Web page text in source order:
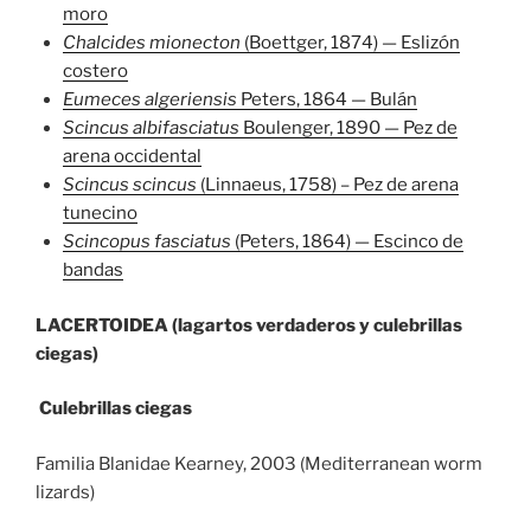
moro
Chalcides mionecton (Boettger, 1874) — Eslizón
costero
Eumeces algeriensis Peters, 1864 — Bulán
Scincus albifasciatus Boulenger, 1890 — Pez de
arena occidental
Scincus scincus (Linnaeus, 1758) – Pez de arena
tunecino
Scincopus fasciatus (Peters, 1864) — Escinco de
bandas
LACERTOIDEA (lagartos verdaderos y culebrillas
ciegas)
Culebrillas ciegas
Familia Blanidae Kearney, 2003 (Mediterranean worm
lizards)